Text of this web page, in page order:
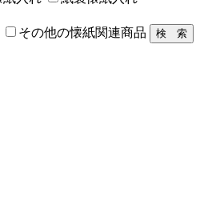
その他の懐紙関連商品